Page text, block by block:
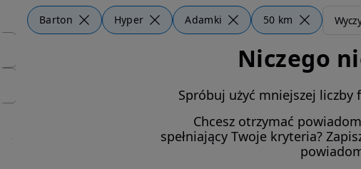
Barton Hyper Adamki 50 km
Niczego
Spróbuj użyć mniejszej
Chcesz otrzymać
spełniający Twoje kryteria?